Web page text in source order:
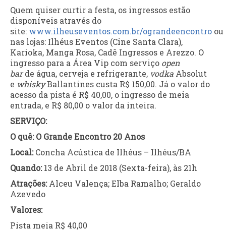
Quem quiser curtir a festa, os ingressos estão
disponíveis através do
site: www.ilheuseventos.com.br/ograndeencontro ou
nas lojas: Ilhéus Eventos (Cine Santa Clara),
Karioka, Manga Rosa, Cadê Ingressos e Arezzo. O
ingresso para a Área Vip com serviço open
barde água, cerveja e refrigerante, vodka Absolut
e whiskyBallantines custa R$ 150,00. Já o valor do
acesso da pista é R$ 40,00, o ingresso de meia
entrada, e R$ 80,00 o valor da inteira.
SERVIÇO:
O quê: O Grande Encontro 20 Anos
Local:Concha Acústica de Ilhéus – Ilhéus/BA
Quando:13 de Abril de 2018 (Sexta-feira), às 21h
Atrações:Alceu Valença; Elba Ramalho; Geraldo
Azevedo
Valores:
Pista meia R$ 40,00